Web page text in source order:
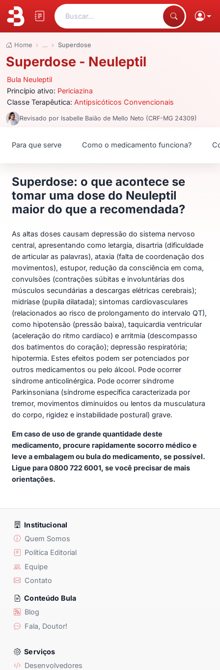
Buscar...
Home … Superdose
Superdose - Neuleptil
Bula Neuleptil
Princípio ativo: Periciazina
Classe Terapêutica: Antipsicóticos Convencionais
Revisado por Isabelle Baião de Mello Neto (CRF-MG 24309)
Para que serve Como o medicamento funciona?
Superdose: o que acontece se
tomar uma dose do Neuleptil
maior do que a recomendada?
As altas doses causam depressão do sistema nervoso
central, apresentando como letargia, disartria (dificuldade
de articular as palavras), ataxia (falta de coordenação dos
movimentos), estupor, redução da consciência em coma,
convulsões (contrações súbitas e involuntárias dos
músculos secundárias a descargas elétricas cerebrais);
midríase (pupila dilatada); sintomas cardiovasculares
(relacionados ao risco de prolongamento do intervalo QT),
como hipotensão (pressão baixa), taquicardia ventricular
(aceleração do ritmo cardíaco) e arritmia (descompasso
dos batimentos do coração); depressão respiratória;
hipotermia. Estes efeitos podem ser potenciados por
outros medicamentos ou pelo álcool. Pode ocorrer
síndrome anticolinérgica. Pode ocorrer síndrome
Parkinsoniana (síndrome específica caracterizada por
tremor, movimentos diminuídos ou lentos da musculatura
do corpo, rigidez e instabilidade postural) grave.
Em caso de uso de grande quantidade deste
medicamento, procure rapidamente socorro médico e
leve a embalagem ou bula do medicamento, se possível.
Ligue para 0800 722 6001, se você precisar de mais
orientações.
Institucional
Quem Somos
Política Editorial
Equipe
Contato
Conteúdo Bula
Blog
Fala, Doutor!
Serviços
Desenvolvedores